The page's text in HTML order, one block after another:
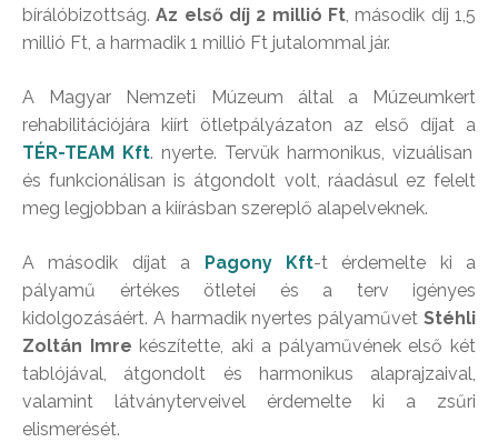
bírálóbizottság.Az első díj 2 millió Ft, második díj 1,5
millió Ft, a harmadik 1 millió Ft jutalommal jár.
A Magyar Nemzeti Múzeum által a Múzeumkert
rehabilitációjára kiírt ötletpályázaton az első díjat a
TÉR-TEAM Kft. nyerte. Tervük harmonikus, vizuálisan
és funkcionálisan is átgondolt volt, ráadásul ez felelt
meg legjobban a kiírásban szereplő alapelveknek.
A második díjat a Pagony Kft-t érdemelte ki a
pályamű értékes ötletei és a terv igényes
kidolgozásáért. A harmadik nyertes pályaművet Stéhli
Zoltán Imre készítette, aki a pályaművének első két
tablójával, átgondolt és harmonikus alaprajzaival,
valamint látványterveivel érdemelte ki a zsűri
elismerését.